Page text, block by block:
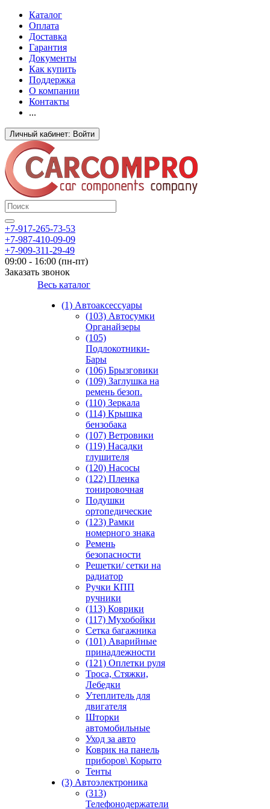
Каталог
Оплата
Доставка
Гарантия
Документы
Как купить
Поддержка
О компании
Контакты
...
Личный кабинет: Войти
+7-917-265-73-53
+7-987-410-09-09
+7-909-311-29-49
09:00 - 16:00 (пн-пт)
Заказать звонок
Весь каталог
(1) Автоаксессуары
(103) Автосумки
Органайзеры
(105)
Подлокотники-
Бары
(106) Брызговики
(109) Заглушка на
ремень безоп.
(110) Зеркала
(114) Крышка
бензобака
(107) Ветровики
(119) Насадки
глушителя
(120) Насосы
(122) Пленка
тонировочная
Подушки
ортопедические
(123) Рамки
номерного знака
Ремень
безопасности
Решетки/ сетки на
радиатор
Ручки КПП
ручники
(113) Коврики
(117) Мухобойки
Сетка багажника
(101) Аварийные
принадлежности
(121) Оплетки руля
Троса, Стяжки,
Лебедки
Утеплитель для
двигателя
Шторки
автомобильные
Уход за авто
Коврик на панель
приборов\ Корыто
Тенты
(3) Автоэлектроника
(313)
Телефонодержатели